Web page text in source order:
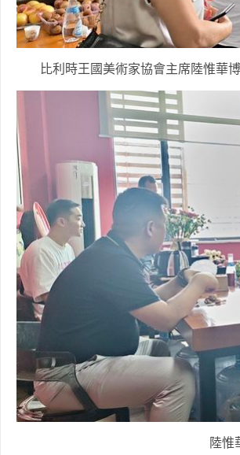
比利時王國美術家協會主席陸惟華
陸惟